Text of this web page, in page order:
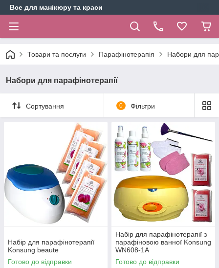
Все для манікюру та краси
Товари та послуги Парафінотерапія Набори для
Набори для парафінотерапії
Сортування 0 Фільтри
Набір для парафінотерапії
Konsung beaute
Готово до відправки
Набір для парафінотерапії з
парафіновою ванної Konsung
WN608-1A
Готово до відправки